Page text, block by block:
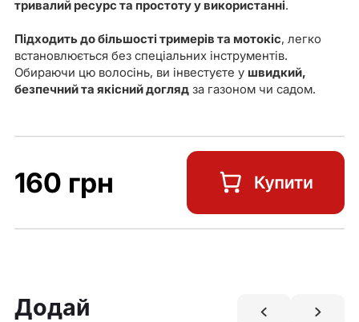
тривалий ресурс та простоту у використанні.
Підходить до більшості тримерів та мотокіс, легко
встановлюється без спеціальних інструментів.
Обираючи цю волосінь, ви інвестуєте у швидкий,
безпечний та якісний доглядза газоном чи садом.
160 грн
Додай